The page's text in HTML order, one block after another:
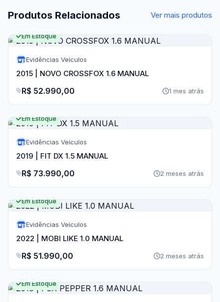
Produtos Relacionados Ver mais produtos
Em Estoque
Evidências Veículos
2015 | NOVO CROSSFOX 1.6 MANUAL
R$ 52.990,00 1 mes atrás
Em Estoque
Evidências Veículos
2019 | FIT DX 1.5 MANUAL
R$ 73.990,00 2 meses atrás
Em Estoque
Evidências Veículos
2022 | MOBI LIKE 1.0 MANUAL
R$ 51.990,00 2 meses atrás
Em Estoque